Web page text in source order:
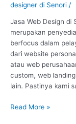
designer di Senori /
Jasa Web Design di
merupakan
berfocus dalam
dari website
atau web
custom, web
lain. Pastinya kami
:
Read More »